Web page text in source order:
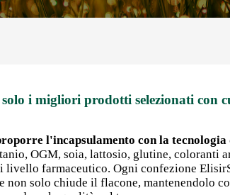
i migliori prodotti selezionati con
l'incapsulamento con la
OGM, soia, lattosio, glutine,
livello farmaceutico. Ogni confezione
solo chiude il flacone, mantenendolo